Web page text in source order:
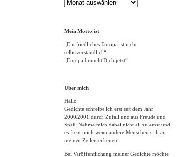
Gedichte
Archiv
Mein Motto ist
„Ein friedliches Europa ist nicht
selbstverständlich“
„Europa braucht Dich jetzt“
Über mich
Hallo.
Gedichte schreibe ich erst seit dem Jahr
2000/2001 durch Zufall und aus Freude und
Spaß. Nehme mich dabei nicht all zu ernst und
es freut mich wenn andere Menschen sich an
meinen Zeilen erfreuen.
Bei Veröffentlichung meiner Gedichte möchte